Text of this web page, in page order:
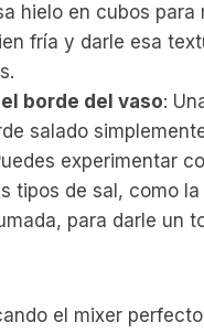
hielo en cubos para
fría y darle esa
borde del vaso:
salado
experimentar
tipos de sal, como
para darle un
el mixer